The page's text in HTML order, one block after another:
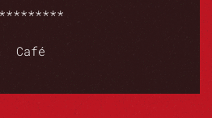
*********
Café